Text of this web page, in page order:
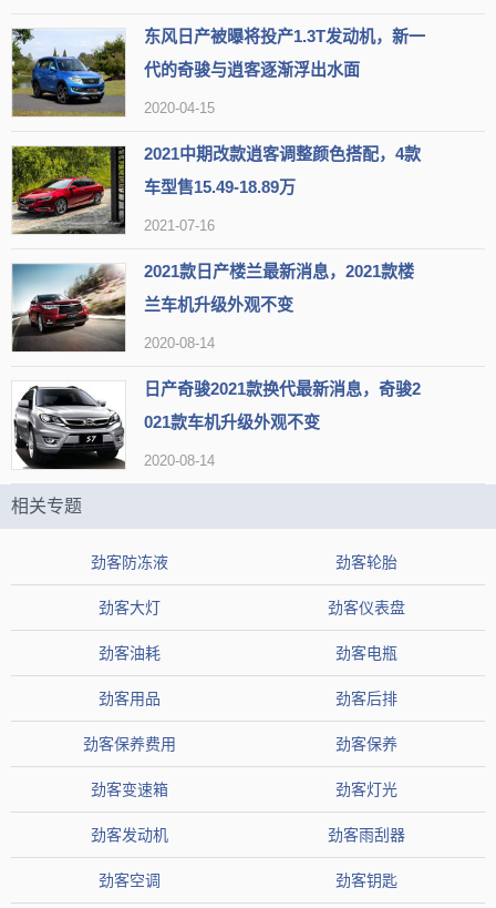
内饰升级
————
内饰的升级是此次新款劲客的看点之一，其中1.5L XV智联豪华版
和1.5L XV TOP智联尊享版将之前的皮织物混搭座椅升级为皮质运动
座椅。
配置升级
————
新车跟据配置不同提供NISSAN i-SAFETY智能主动安全系统，该
变道盲区预警 、倒车车侧预警
能刹车等功能。
东风日产被曝将投产1.3T发动机，新一
代的奇骏与逍客逐渐浮出水面
2020-04-15
2021中期改款逍客调整颜色搭配，4款
车型售15.49-18.89万
2021-07-16
2021款日产楼兰最新消息，2021款楼
兰车机升级外观不变
2020-08-14
日产奇骏2021款换代最新消息，奇骏2
021款车机升级外观不变
2020-08-14
相关专题
劲客防冻液 劲客轮胎
劲客大灯 劲客仪表盘
劲客油耗 劲客电瓶
劲客用品 劲客后排
劲客保养费用 劲客保养
劲客变速箱 劲客灯光
劲客发动机 劲客雨刮器
劲客空调 劲客钥匙